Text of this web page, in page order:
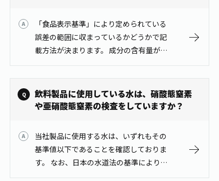
「食品表示基準」により定められている
誤差の範囲に収まっているかどうかで記
載方法が決まります。 成分の含有量が誤
差の範囲に収まっている場合は一つの数
値で表し、誤差の範囲を逸脱する場合は
下限値と上限値で表します。
飲料製品に使用している水は、硝酸態窒素
や亜硝酸態窒素の検査をしていますか？
当社製品に使用する水は、いずれもその
基準値以下であることを確認しておりま
す。 なお、日本の水道法の基準により、
硝酸態窒素と亜硝酸態窒素の合計量とし